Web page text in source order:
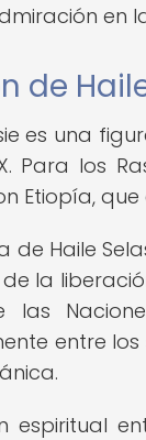
en
de
es una
Para los
Etiopía,
de Haile
la
entre
espiritual